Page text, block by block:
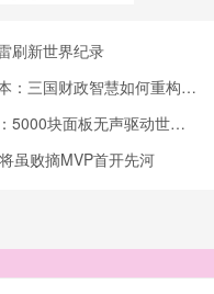
刷新世界纪录
：三国财政智慧如何重构
5000块面板无声驱动世界
虽败摘MVP首开先河